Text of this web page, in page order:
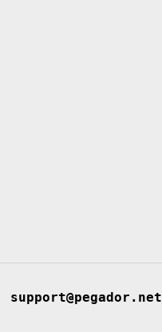
support@pegador.net